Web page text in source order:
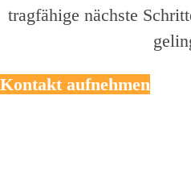
tragfähige nächste
Kontakt aufnehmen